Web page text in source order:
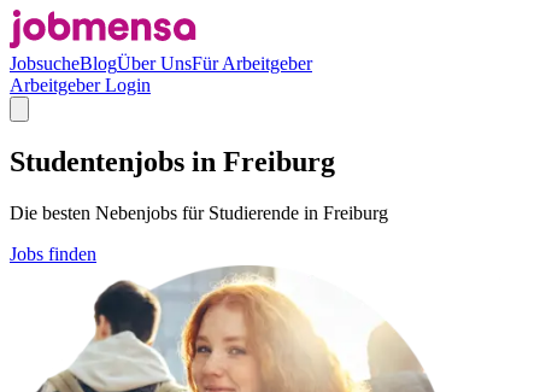
JobsucheBlogÜber UnsFür Arbeitgeber
Arbeitgeber Login
Studentenjobs in Freiburg
Die besten Nebenjobs für Studierende in Freiburg
Jobs finden